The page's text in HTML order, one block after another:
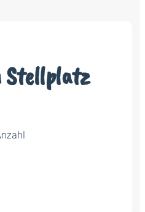
Stellplatz